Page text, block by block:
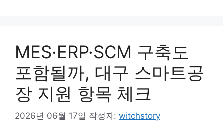
MES·ERP·SCM 구축도
포함될까, 대구 스마트공
장 지원 항목 체크
2026년 06월 17일 작성자: witchstory